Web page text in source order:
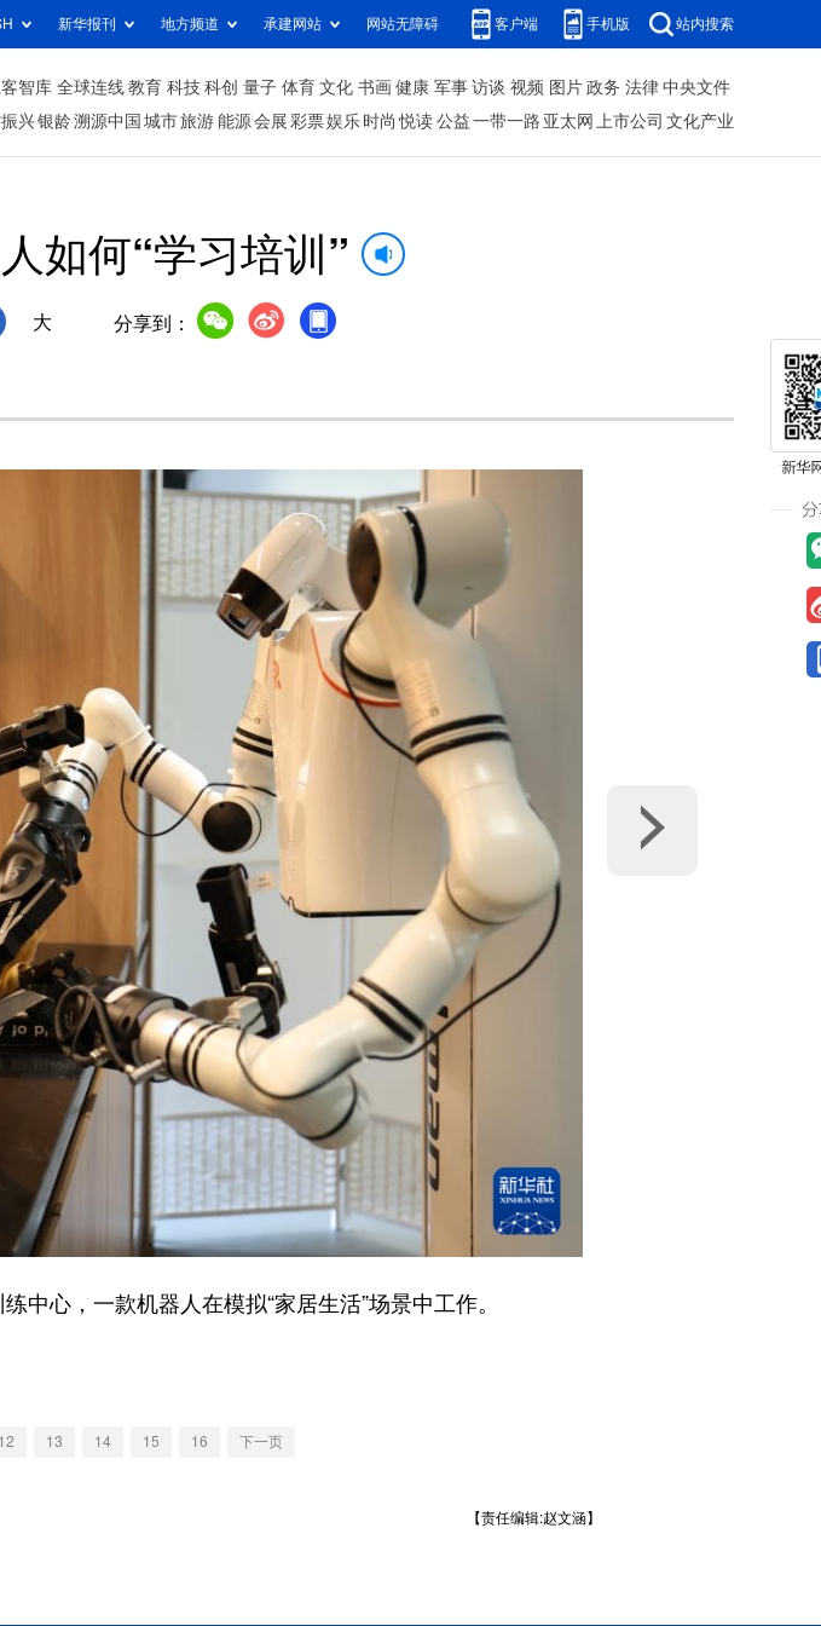
新华报刊 地方频道 承建网站 网站无障碍 客户端 手机版 站内搜索
智库 全球连线 教育 科技 科创 量子 体育 文化 书画 健康 军事 访谈 视频 图片 政务 法律 中央文件
兴银龄溯源中国 城市旅游 能源 会展 彩票娱乐 时尚 悦读 公益 一带一路 亚太网 上市公司 文化产业
如何“学习培训”
大 分享到：
心，一款机器人在模拟“家居生活”场景中工作。
12 13 14 15 16 下一页
【责任编辑:赵文涵】